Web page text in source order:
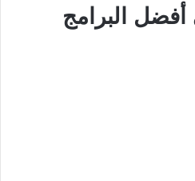
أفضل البرامج